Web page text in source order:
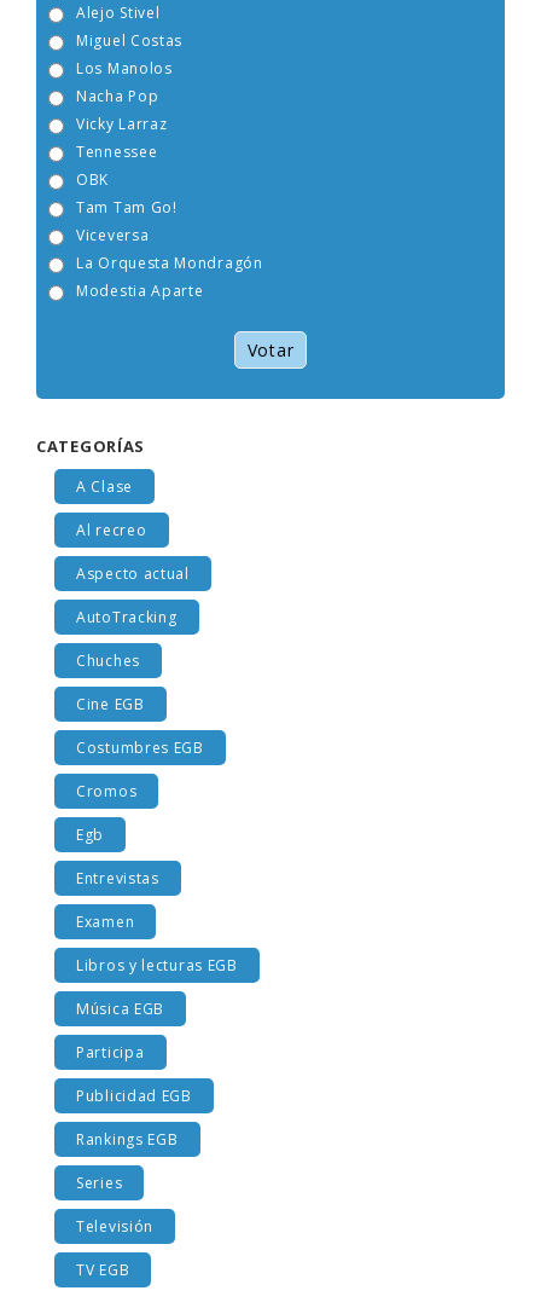
Alejo Stivel
Miguel Costas
Los Manolos
Nacha Pop
Vicky Larraz
Tennessee
OBK
Tam Tam Go!
Viceversa
La Orquesta Mondragón
Modestia Aparte
Votar
CATEGORÍAS
A Clase
Al recreo
Aspecto actual
AutoTracking
Chuches
Cine EGB
Costumbres EGB
Cromos
Egb
Entrevistas
Examen
Libros y lecturas EGB
Música EGB
Participa
Publicidad EGB
Rankings EGB
Series
Televisión
TV EGB